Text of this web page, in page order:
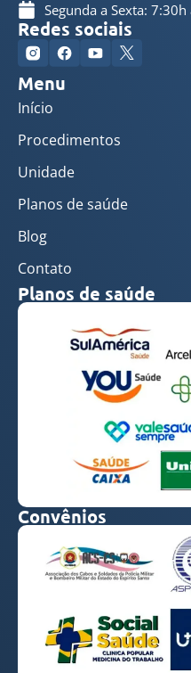
Segunda a Sexta:
Redes sociais
Menu
Início
Procedimentos
Unidade
Planos de saúde
Blog
Contato
Planos de saúde
Convênios